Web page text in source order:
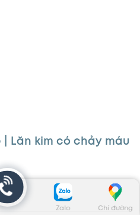
Zalo Chỉ đường
Lăn kim có chảy máu